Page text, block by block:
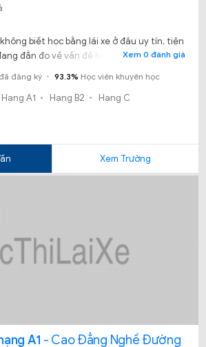
biết học bằng lái xe ở đâu uy tín, tiện
đắn đo về vấn đề học phí, đang cân
lượng đào tạo? Với đội ngũ giáo viên
và cơ sở vật chất, trang thiết bị, xe
tâm đào tạo và sát hạch lái xe - Trường
Xem 0 đánh giá
đăng ký 93.3% Học viên khuyên học
Hạng A1 Hạng B2 Hạng C
Xem Trường
A1 - Cao Đẳng Nghề Đường